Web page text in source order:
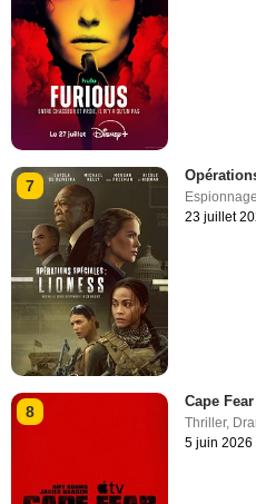
7
Espionnage
23 juillet
8
Cape
Thriller,
5 juin 2026